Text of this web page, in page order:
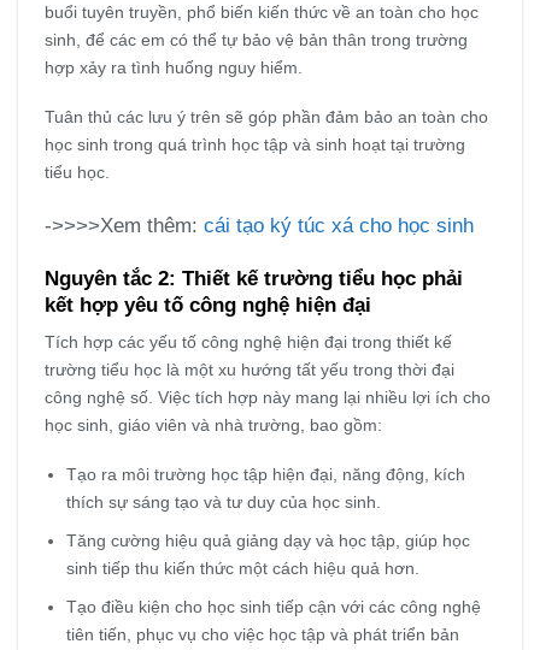
buổi tuyên truyền, phổ biến kiến thức về an toàn cho học
sinh, để các em có thể tự bảo vệ bản thân trong trường
hợp xảy ra tình huống nguy hiểm.
Tuân thủ các lưu ý trên sẽ góp phần đảm bảo an toàn cho
học sinh trong quá trình học tập và sinh hoạt tại trường
tiểu học.
->>>>Xem thêm: cái tạo ký túc xá cho học sinh
Nguyên tắc 2: Thiết kế trường tiểu học phải
kết hợp yêu tố công nghệ hiện đại
Tích hợp các yếu tố công nghệ hiện đại trong thiết kế
trường tiểu học là một xu hướng tất yếu trong thời đại
công nghệ số. Việc tích hợp này mang lại nhiều lợi ích cho
học sinh, giáo viên và nhà trường, bao gồm:
Tạo ra môi trường học tập hiện đại, năng động, kích
thích sự sáng tạo và tư duy của học sinh.
Tăng cường hiệu quả giảng dạy và học tập, giúp học
sinh tiếp thu kiến thức một cách hiệu quả hơn.
Tạo điều kiện cho học sinh tiếp cận với các công nghệ
tiên tiến, phục vụ cho việc học tập và phát triển bản